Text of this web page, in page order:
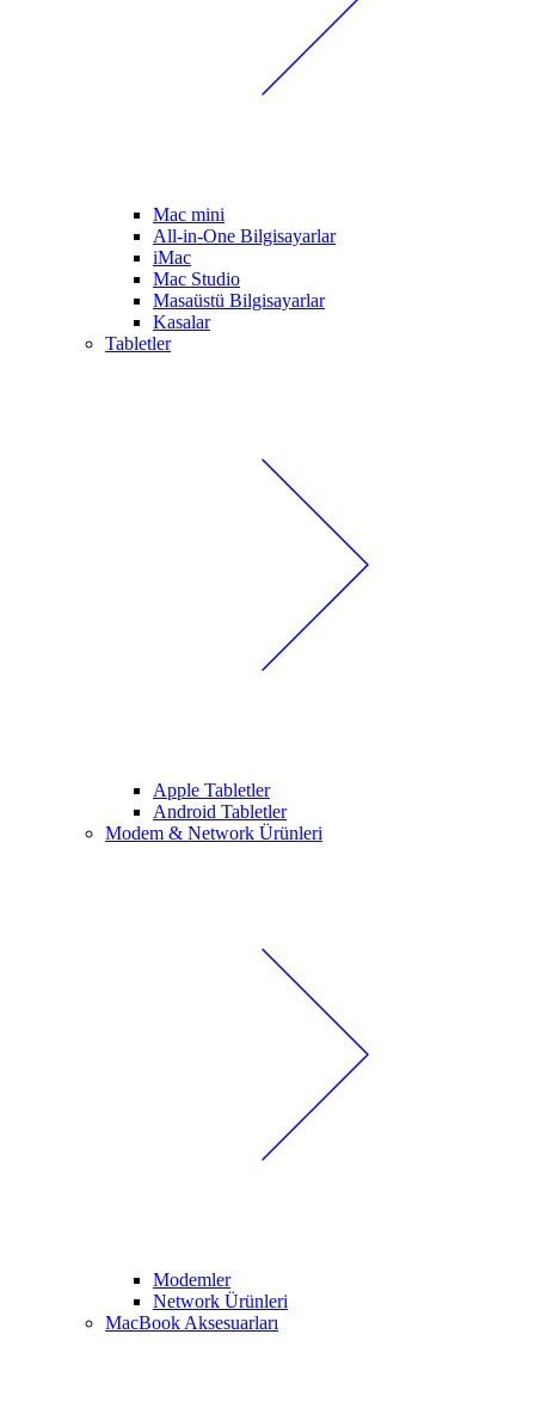
Mac mini
All-in-One Bilgisayarlar
iMac
Mac Studio
Masaüstü Bilgisayarlar
Kasalar
Tabletler
Apple Tabletler
Android Tabletler
Modem & Network Ürünleri
Modemler
Network Ürünleri
MacBook Aksesuarları